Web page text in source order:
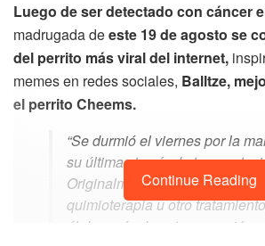
Luego de ser detectado con cáncer
madrugada deeste 19 de agosto se
del perrito más viral del internet,
memes en redes sociales, Balltze,
el perrito Cheems.
“Se durmió el viernes por la
su última cirugía de
Originalmente, queríamos
quimioterapia u otro
él después de esta operación,
Continue Reading